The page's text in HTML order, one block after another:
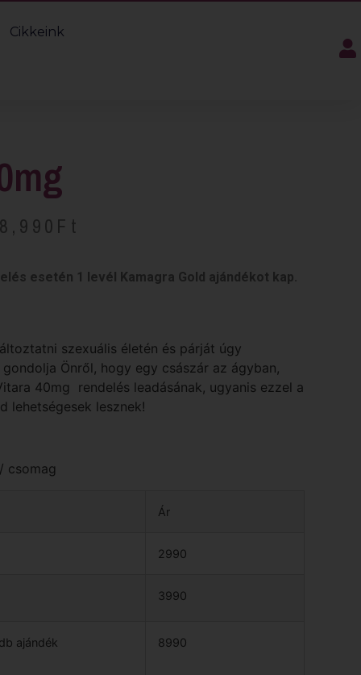
Cikkeink
Ft
esetén 1 levél Kamagra Gold ajándékot kap.
szexuális életén és párját úgy
Önről, hogy egy császár az ágyban,
40mg rendelés leadásának, ugyanis ezzel a
lehetségesek lesznek!
csomag
Ár
2990
3990
ajándék 8990